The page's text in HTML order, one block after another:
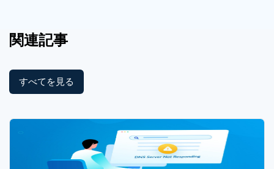
関連記事
すべてを見る